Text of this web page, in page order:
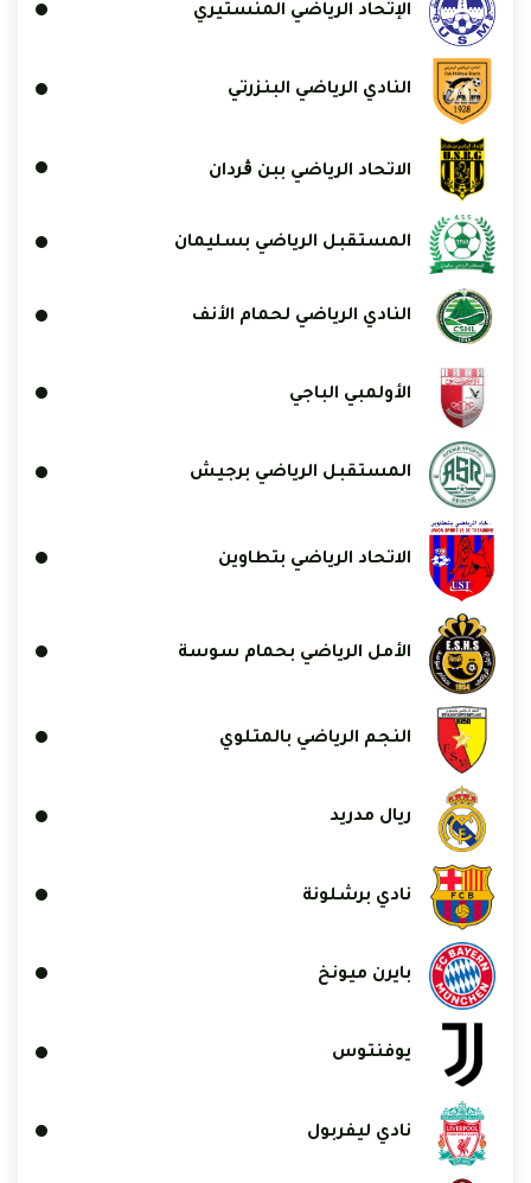
الإتحاد الرياضي المنستيري
النادي الرياضي البنزرتي
الاتحاد الرياضي ببن ڨردان
المستقبل الرياضي بسليمان
النادي الرياضي لحمام الأنف
الأولمبي الباجي
المستقبل الرياضي برجيش
الاتحاد الرياضي بتطاوين
الأمل الرياضي بحمام سوسة
النجم الرياضي بالمتلوي
ريال مدريد
نادي برشلونة
بايرن ميونخ
يوفنتوس
نادي ليفربول